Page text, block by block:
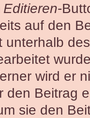
Editieren-
auf den
unterhalb
wird er
den Beitrag
sie den